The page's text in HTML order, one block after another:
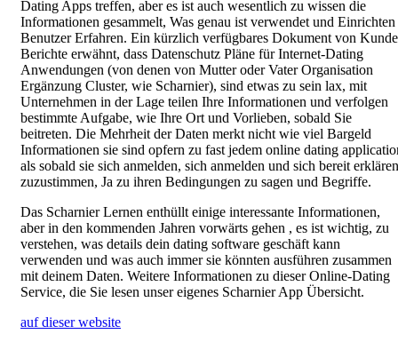
Dating Apps treffen, aber es ist auch wesentlich zu wissen die
Informationen gesammelt, Was genau ist verwendet und Einrichten
Benutzer Erfahren. Ein kürzlich verfügbares Dokument von Kunde
Berichte erwähnt, dass Datenschutz Pläne für Internet-Dating
Anwendungen (von denen von Mutter oder Vater Organisation
Ergänzung Cluster, wie Scharnier), sind etwas zu sein lax, mit
Unternehmen in der Lage teilen Ihre Informationen und verfolgen
bestimmte Aufgabe, wie Ihre Ort und Vorlieben, sobald Sie
beitreten. Die Mehrheit der Daten merkt nicht wie viel Bargeld
Informationen sie sind opfern zu fast jedem online dating
als sobald sie sich anmelden, sich anmelden und sich bereit
zuzustimmen, Ja zu ihren Bedingungen zu sagen und Begriffe.
Das Scharnier Lernen enthüllt einige interessante Informationen,
aber in den kommenden Jahren vorwärts gehen , es ist wichtig, zu
verstehen, was details dein dating software geschäft kann
verwenden und was auch immer sie könnten ausführen zusammen
mit deinem Daten. Weitere Informationen zu dieser Online-Dating
Service, die Sie lesen unser eigenes Scharnier App Übersicht.
auf dieser website